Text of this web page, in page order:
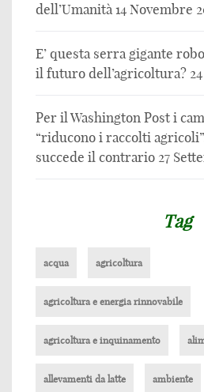
dell’Umanità14 Novembre
E’ questa serra gigante
il futuro dell’agricoltura?
Per il Washington Post i
“riducono i raccolti
succede il contrario 27
Tag
acqua agricoltura
agricoltura e energia rinnovabile
agricoltura e inquinamento
allevamenti da latte ambiente